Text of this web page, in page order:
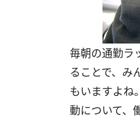
毎朝の通勤ラ
ることで、み
もいますよね
動について、